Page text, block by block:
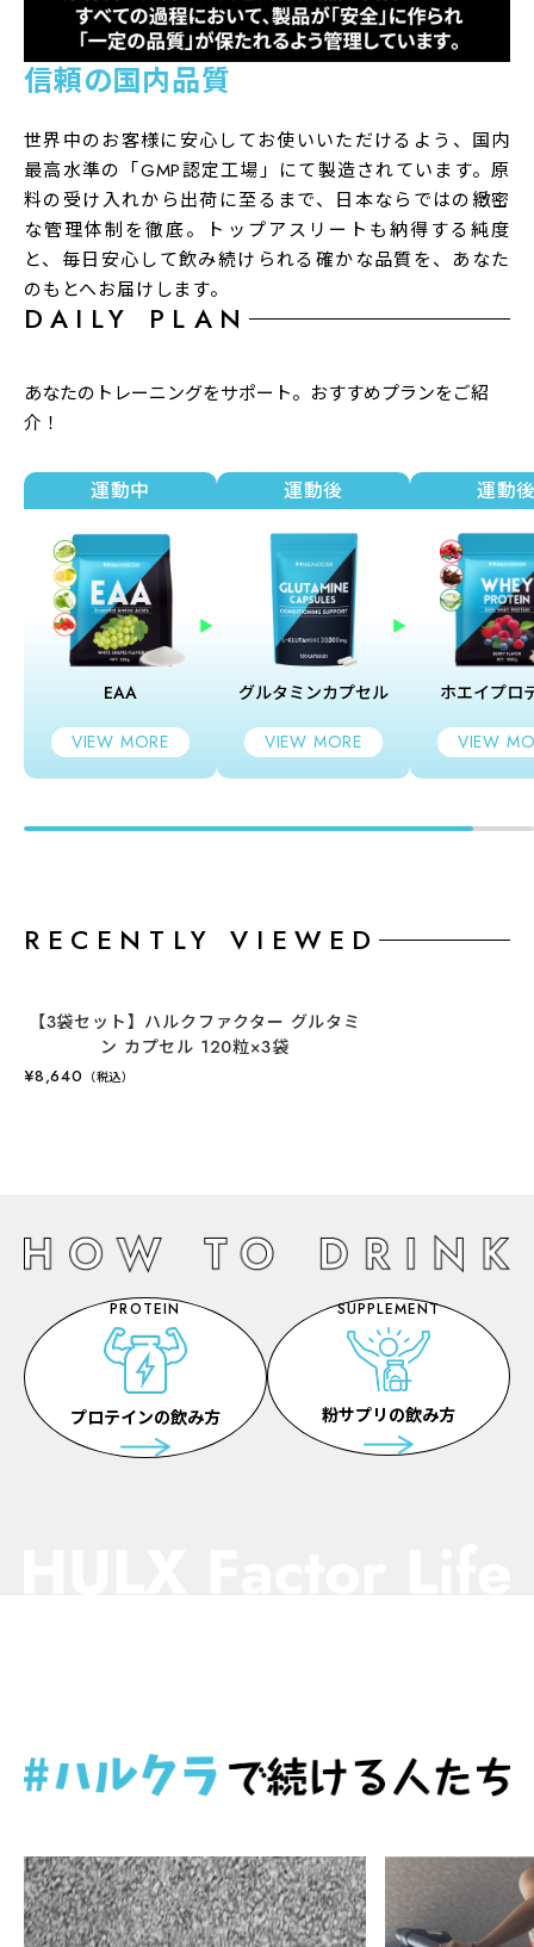
信頼の国内品質
世界中のお客様に安心してお使いいただけるよう、国内
最高水準の「GMP認定工場」にて製造されています。原
料の受け入れから出荷に至るまで、日本ならではの緻密
な管理体制を徹底。トップアスリートも納得する純度
と、毎日安心して飲み続けられる確かな品質を、あなた
のもとへお届けします。
DAILY PLAN
あなたのトレーニングをサポート。おすすめプランをご紹
介！
運動中
EAA
VIEW MORE
運動後
グルタミンカプセル
VIEW MORE
運動
ホエイプロ
VIEW
RECENTLY VIEWED
【3袋セット】ハルクファクター グルタミ
ン カプセル 120粒×3袋
¥8,640 （税込）
PROTEIN
プロテインの飲み方
SUPPLEMENT
粉サプリの飲み方